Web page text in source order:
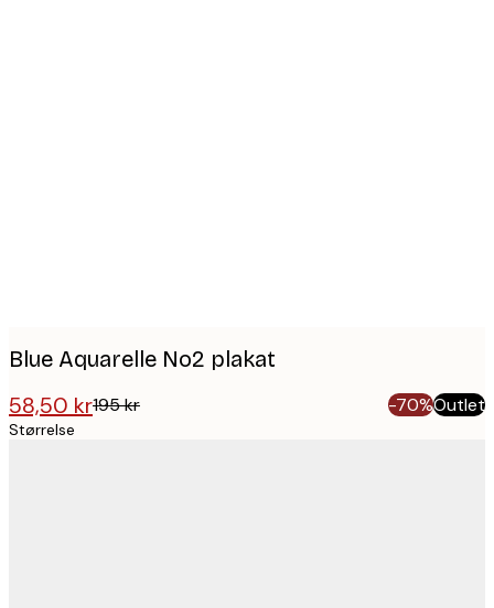
Blue Aquarelle No2 plakat
58,50 kr195 kr -70%Outlet
Størrelse